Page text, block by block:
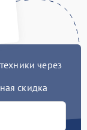
через
скидка